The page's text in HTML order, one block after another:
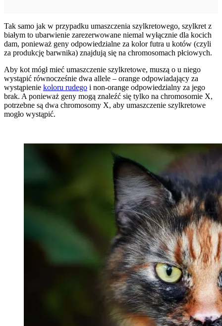
Tak samo jak w przypadku umaszczenia szylkretowego, szylkret z
białym to ubarwienie zarezerwowane niemal wyłącznie dla kocich
dam, ponieważ geny odpowiedzialne za kolor futra u kotów (czyli
za produkcję barwnika) znajdują się na chromosomach płciowych.
Aby kot mógł mieć umaszczenie szylkretowe, muszą o u niego
wystąpić równocześnie dwa allele – orange odpowiadający za
wystąpienie koloru rudego i non-orange odpowiedzialny za jego
brak. A ponieważ geny mogą znaleźć się tylko na chromosomie X,
potrzebne są dwa chromosomy X, aby umaszczenie szylkretowe
mogło wystąpić.